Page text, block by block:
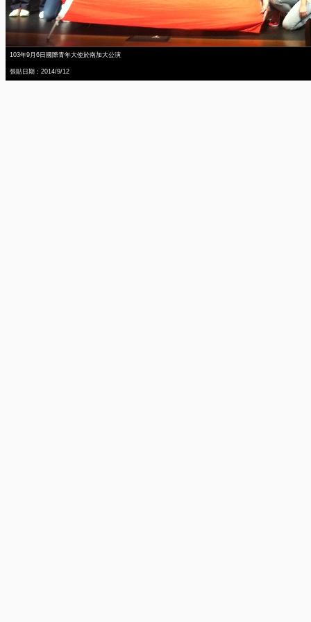
103年9月6日國際青年大使於南加大公演
張貼日期：2014/9/12